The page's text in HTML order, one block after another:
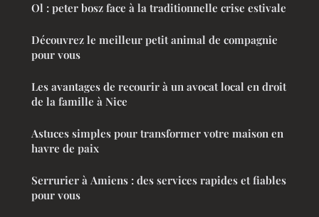
Ol : peter bosz face à la traditionnelle crise estivale
Découvrez le meilleur petit animal de compagnie
pour vous
Les avantages de recourir à un avocat local en droit
de la famille à Nice
Astuces simples pour transformer votre maison en
havre de paix
Serrurier à Amiens : des services rapides et fiables
pour vous